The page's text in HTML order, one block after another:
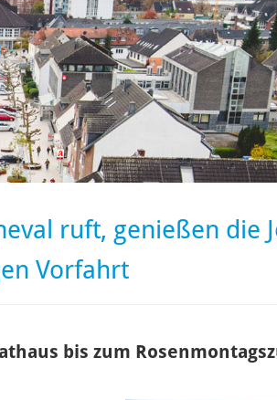
ruft, genießen die
Vorfahrt
bis zum